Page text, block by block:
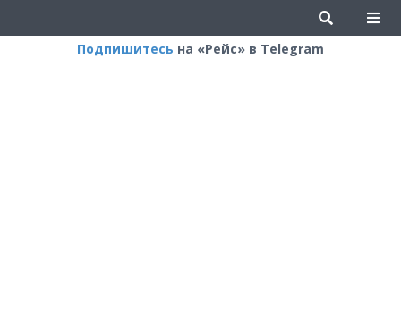
Подпишитесь на «Рейс» в Telegram